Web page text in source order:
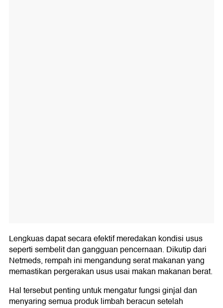
Lengkuas dapat secara efektif meredakan kondisi usus
seperti sembelit dan gangguan pencernaan. Dikutip dari
Netmeds, rempah ini mengandung serat makanan yang
memastikan pergerakan usus usai makan makanan berat.
Hal tersebut penting untuk mengatur fungsi ginjal dan
menyaring semua produk limbah beracun setelah